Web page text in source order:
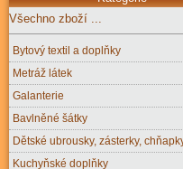
Všechno zboží ...
Bytový textil a doplňky
Metráž látek
Galanterie
Bavlněné šátky
Dětské ubrousky, zásterky,
Kuchyňské doplňky